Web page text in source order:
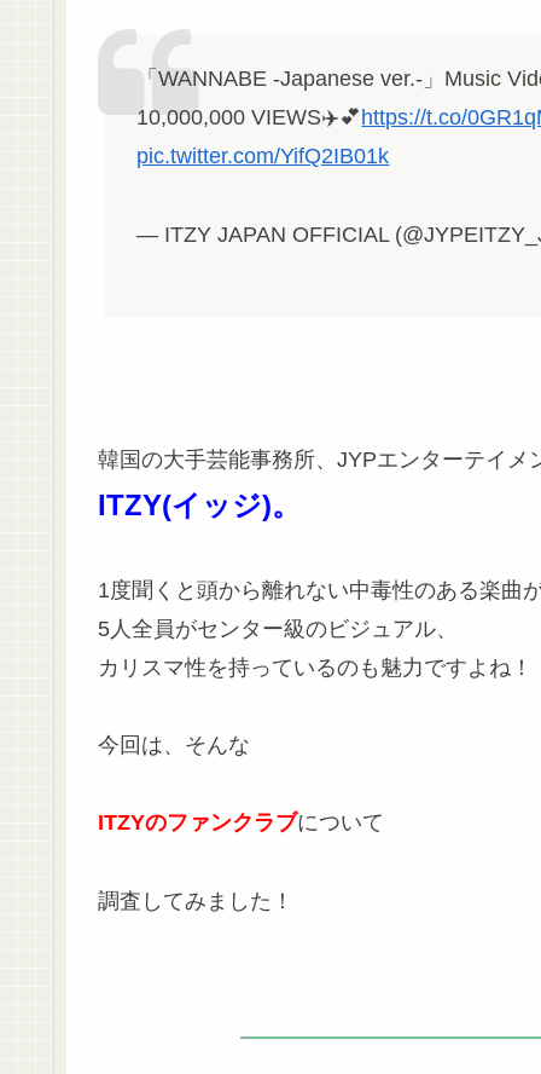
「WANNABE -Japanese ver.-」Music
10,000,000 VIEWS✈️💕 https://t.co/
pic.twitter.com/YifQ2IB01k
— ITZY JAPAN OFFICIAL
韓国の大手芸能事務所、JYPエンターテイメ
ITZY(イッジ)。
1度聞くと頭から離れない中毒性のある楽曲
5人全員がセンター級のビジュアル、
カリスマ性を持っているのも魅力ですよね！
今回は、そんな
ITZYのファンクラブについて
調査してみました！